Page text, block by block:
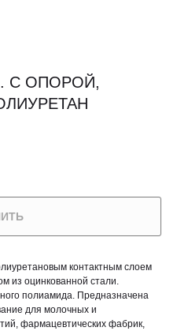
С ОПОРОЙ,
контактным слоем
из оцинкованной стали.
полиамида. Предназначена
для молочных и
фармацевтических фабрик,